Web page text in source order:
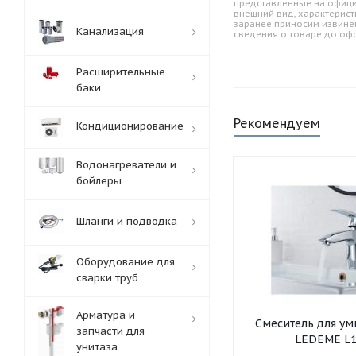
представленные на
внешний вид,
заранее приносим
сведения о товаре до
Рекомендуем
Смеситель для умывальника
LEDEME
Канализация
Расширительные
баки
Кондиционирование
Водонагреватели и
бойлеры
Шланги и подводка
Оборудование для
сварки труб
Арматура и
запчасти для
унитаза